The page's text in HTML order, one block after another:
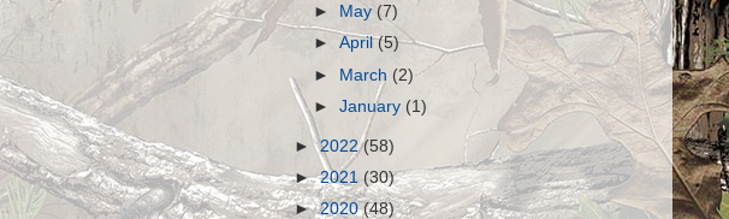
►
May(7)
►April(5)
► March (2)
►January (1)
►2022(58)
►2021(30)
►2020(48)